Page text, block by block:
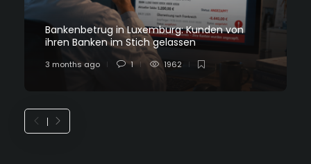
Bankenbetrug in Luxemburg: Kunden von
ihren Banken im Stich gelassen
3 months ago 1 1962